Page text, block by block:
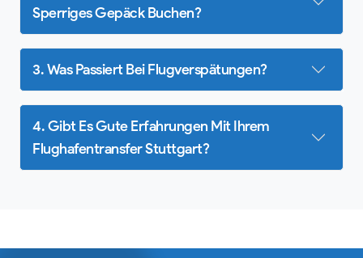
Sperriges Gepäck Buchen?
3. Was Passiert Bei Flugverspätungen?
4. Gibt Es Gute Erfahrungen Mit Ihrem
Flughafentransfer Stuttgart?